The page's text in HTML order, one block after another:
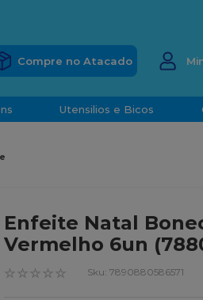
Utensilios e Bicos
Enfeite Natal
Vermelho 6un
☆ ☆ ☆ ☆ ☆ : 7890880586571